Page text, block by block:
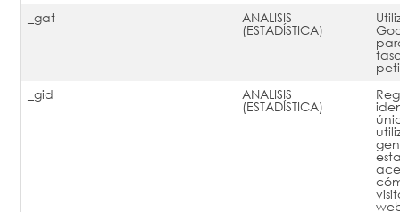
_gat
ANALISIS
(ESTADÍSTICA)
_gid
ANALISIS
(ESTADÍSTICA)